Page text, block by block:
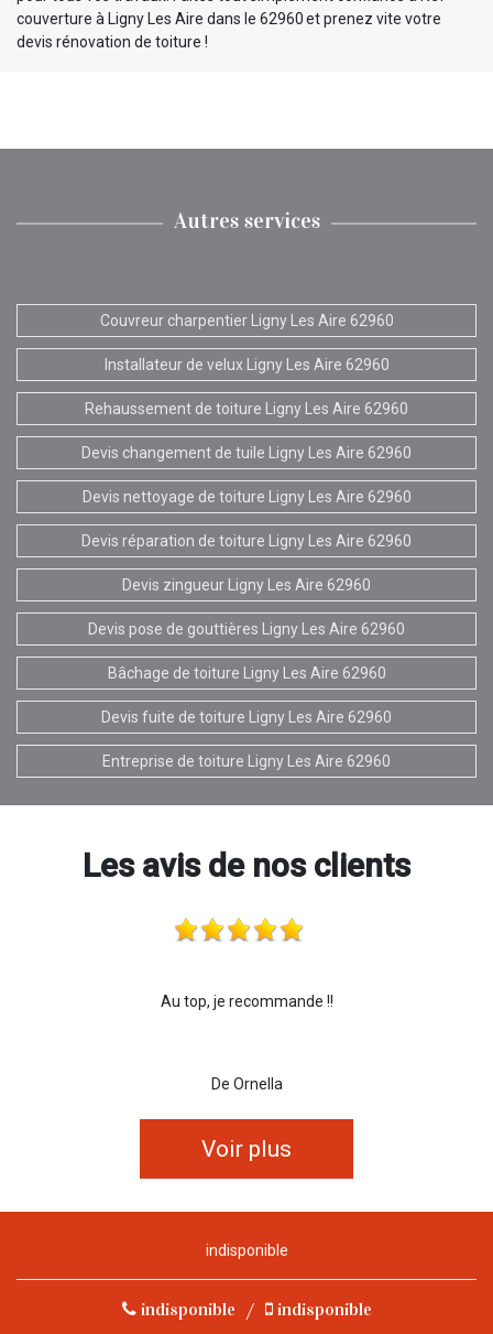
couverture à Ligny Les Aire dans le 62960 et prenez vite votre
devis rénovation de toiture !
Autres services
Couvreur charpentier Ligny Les Aire 62960
Installateur de velux Ligny Les Aire 62960
Rehaussement de toiture Ligny Les Aire 62960
Devis changement de tuile Ligny Les Aire 62960
Devis nettoyage de toiture Ligny Les Aire 62960
Devis réparation de toiture Ligny Les Aire 62960
Devis zingueur Ligny Les Aire 62960
Devis pose de gouttières Ligny Les Aire 62960
Bâchage de toiture Ligny Les Aire 62960
Devis fuite de toiture Ligny Les Aire 62960
Entreprise de toiture Ligny Les Aire 62960
Les avis de nos clients
Au top, je recommande !!
De Ornella
Voir plus
indisponible
indisponible / indisponible